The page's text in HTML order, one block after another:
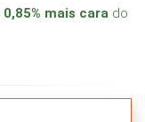
0,85% mais cara do